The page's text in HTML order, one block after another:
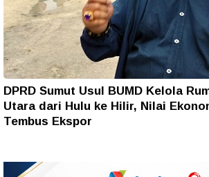
DPRD Sumut Usul BUMD Kelola
Utara dari Hulu ke Hilir, Nilai
Tembus Ekspor